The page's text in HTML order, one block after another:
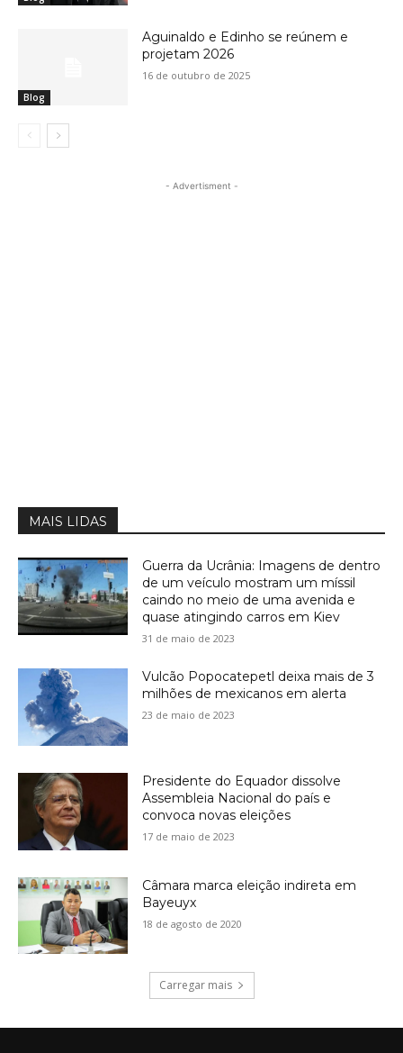
Blog
Aguinaldo e Edinho se reúnem e
projetam 2026
16 de outubro de 2025
- Advertisment -
MAIS LIDAS
Guerra da Ucrânia: Imagens de dentro
de um veículo mostram um míssil
caindo no meio de uma avenida e
quase atingindo carros em Kiev
31 de maio de 2023
Vulcão Popocatepetl deixa mais de 3
milhões de mexicanos em alerta
23 de maio de 2023
Presidente do Equador dissolve
Assembleia Nacional do país e
convoca novas eleições
17 de maio de 2023
Câmara marca eleição indireta em
Bayeuyx
18 de agosto de 2020
Carregar mais